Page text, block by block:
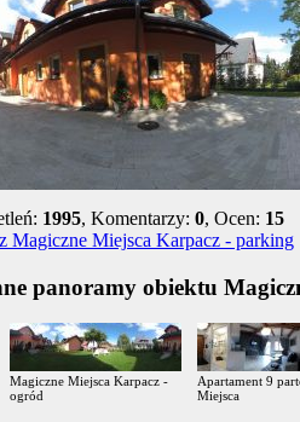
1995, Komentarzy: 0, Ocen: 15
panoramy obiektu
Magiczne Miejsca Karpacz -
ogród
Apartament 9
Miejsca